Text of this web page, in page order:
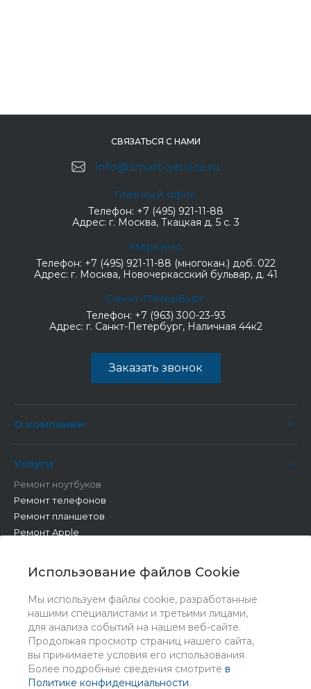
Использование файлов Cookie
Мы используем файлы cookie, разработанные
нашими специалистами и третьими лицами,
для анализа событий на нашем веб-сайте.
Продолжая просмотр страниц нашего сайта,
вы принимаете условия его использования.
Более подробные сведения смотрите в
Политике конфиденциальности.
СВЯЗАТЬСЯ С НАМИ
info@smart-service.ru
Главный офис
Телефон: +7 (495) 921-11-88
Адрес: г. Москва, Ткацкая д. 5 с. 3
Марьино
Телефон: +7 (495) 921-11-88 (многокан.) доб. 022
Адрес: г. Москва, Новочеркасский бульвар, д. 41
Санкт-Петербург
Телефон: +7 (963) 300-23-93
Адрес: г. Санкт-Петербург, Наличная 44к2
Заказать звонок
О компании
Услуги
Ремонт ноутбуков
Ремонт телефонов
Ремонт планшетов
Ремонт Apple